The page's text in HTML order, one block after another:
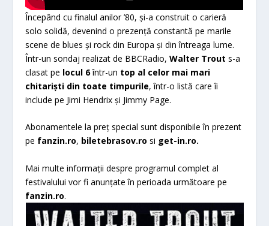
Începând cu finalul anilor ’80, și-a construit o carieră
solo solidă, devenind o prezență constantă pe marile
scene de blues și rock din Europa și din întreaga lume.
Într-un sondaj realizat de BBCRadio,Walter Trout s-a
clasat pe locul 6într-un top al celor mai mari
chitariști din toate timpurile, într-o listă care îi
include pe Jimi Hendrix și Jimmy Page.
Abonamentele la preț special sunt disponibile în prezent
pe fanzin.ro, biletebrasov.ro si get-in.ro.
Mai multe informații despre programul complet al
festivalului vor fi anunțate în perioada următoare pe
fanzin.ro.